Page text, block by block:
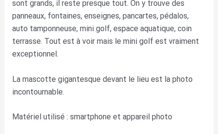
sont grands, il reste presque tout. On y trouve des
panneaux, fontaines, enseignes, pancartes, pédalos,
auto tamponneuse, mini golf, espace aquatique, coin
terrasse. Tout est à voir mais le mini golf est vraiment
exceptionnel.
La mascotte gigantesque devant le lieu est la photo
incontournable.
Matériel utilisé : smartphone et appareil photo